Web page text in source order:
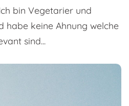
bin Vegetarier und
habe keine Ahnung welche
sind...